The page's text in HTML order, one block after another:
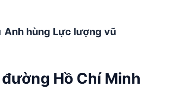
Anh hùng Lực lượng vũ
Hồ Chí Minh